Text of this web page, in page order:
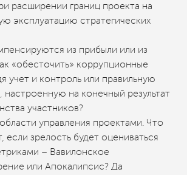
расширении границ проекта на
эксплуатацию стратегических
из прибыли или из
«обесточить» коррупционные
учет и контроль или правильную
на конечный результат
участников?
управления проектами. Что
если зрелость будет оцениваться
– Вавилонское
или Апокалипсис? Да